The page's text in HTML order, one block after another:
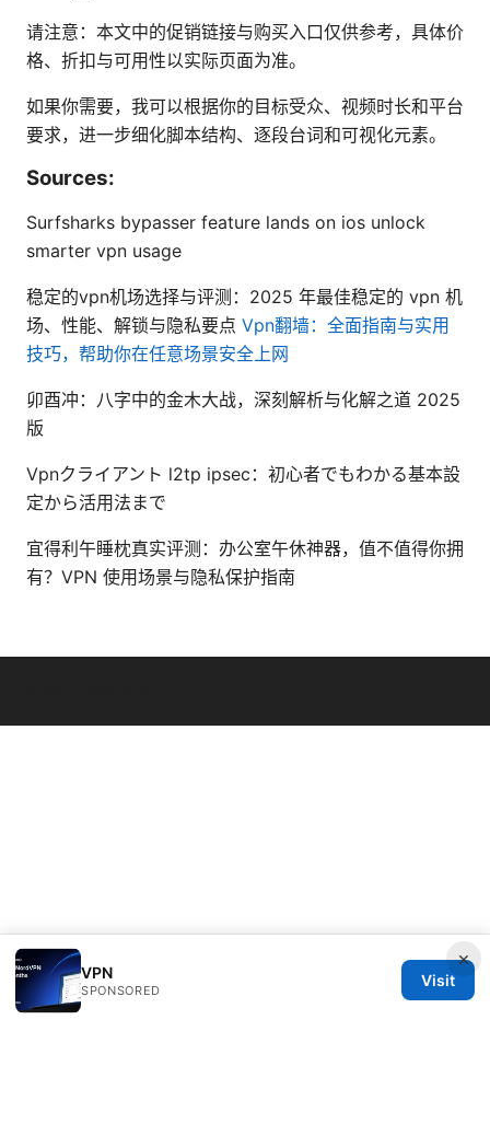
请注意：本文中的促销链接与购买入口仅供参考，具体价
格、折扣与可用性以实际页面为准。
如果你需要，我可以根据你的目标受众、视频时长和平台
要求，进一步细化脚本结构、逐段台词和可视化元素。
Sources:
Surfsharks bypasser feature lands on ios unlock
smarter vpn usage
稳定的vpn机场选择与评测：2025 年最佳稳定的 vpn 机
场、性能、解锁与隐私要点 Vpn翻墙：全面指南与实用
技巧，帮助你在任意场景安全上网
卯酉冲：八字中的金木大战，深刻解析与化解之道 2025
版
Vpnクライアント l2tp ipsec：初心者でもわかる基本設
定から活用法まで
宜得利午睡枕真实评测：办公室午休神器，值不值得你拥
有？VPN 使用场景与隐私保护指南
×
VPN
SPONSORED
Visit